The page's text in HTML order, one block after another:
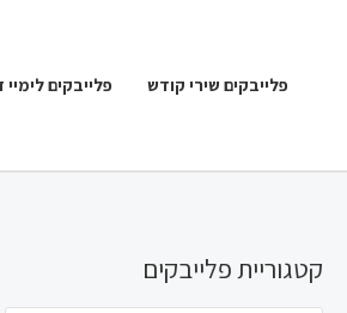
פלייבקים שירי קודש פלייבקים לימיי
קטגוריית פלייבקים